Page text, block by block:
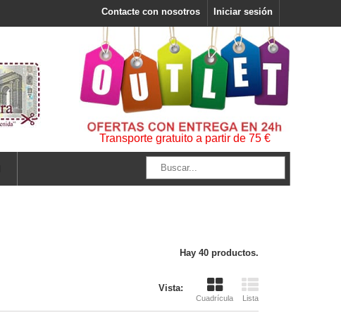
Iniciar sesión
Contacte con nosotros
Transporte gratuito a partir de 75 €
Hay 40 productos.
Vista:
Cuadrícula Lista